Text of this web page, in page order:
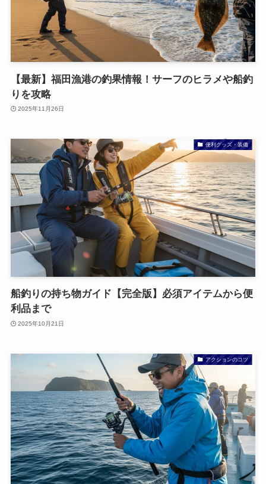
【最新】福田漁港の釣果情報！サーフのヒラメや船釣
りを攻略
2025年11月26日
便利グッズ・装備
船釣りの持ち物ガイド【完全版】必須アイテムから便
利品まで
2025年10月21日
アクションのコツ